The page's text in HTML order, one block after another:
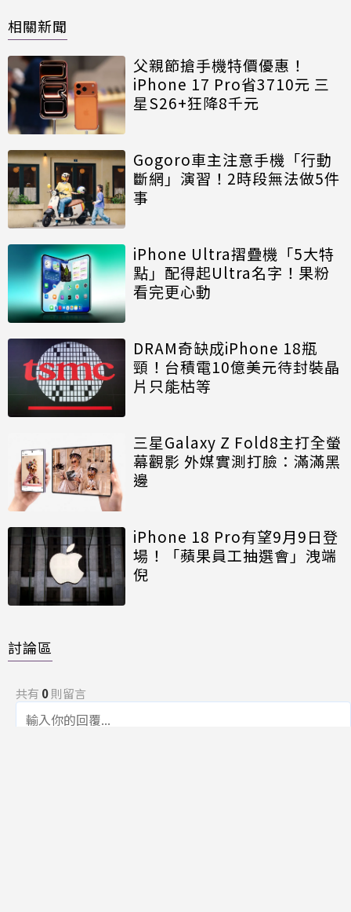
相關新聞
父親節搶手機特價優惠！
iPhone 17 Pro省3710元 三
星S26+狂降8千元
Gogoro車主注意手機「行動
斷網」演習！2時段無法做5件
事
iPhone Ultra摺疊機「5大特
點」配得起Ultra名字！果粉
看完更心動
DRAM奇缺成iPhone 18瓶
頸！台積電10億美元待封裝晶
片只能枯等
三星Galaxy Z Fold8主打全螢
幕觀影 外媒實測打臉：滿滿黑
邊
iPhone 18 Pro有望9月9日登
場！「蘋果員工抽選會」洩端
倪
討論區
共有 0則留言